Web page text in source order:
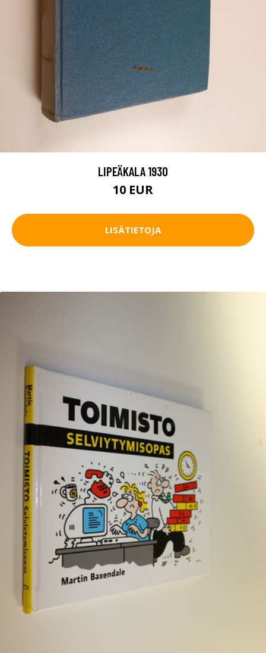
LIPEÄKALA 1930
10 EUR
LISÄTIETOJA